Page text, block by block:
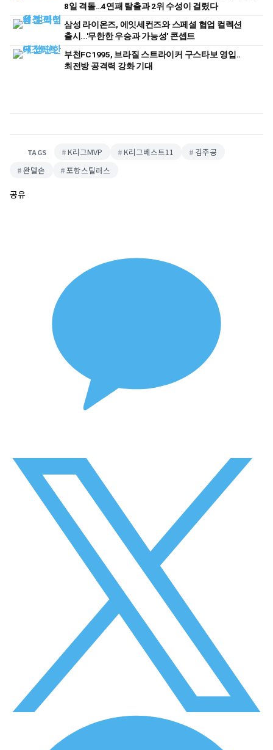
8일 격돌…4연패 탈출과 2위 수성이 걸렸다
삼성 라이온즈, 에잇세컨즈와 스페셜 협업 컬렉션
출시...'무한한 우승과 가능성' 콘셉트
부천FC1995, 브라질 스트라이커 구스타보 영입..
최전방 공격력 강화 기대
TAGS K리그MVP K리그베스트11
김주공
완델손
포항스틸러스
공유